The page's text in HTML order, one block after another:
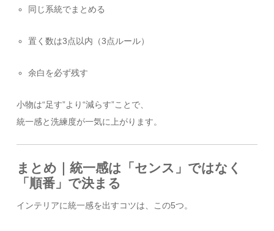
同じ系統でまとめる
置く数は3点以内（3点ルール）
余白を必ず残す
小物は“足す”より“減らす”ことで、
統一感と洗練度が一気に上がります。
まとめ｜統一感は「センス」ではなく
「順番」で決まる
インテリアに統一感を出すコツは、この5つ。